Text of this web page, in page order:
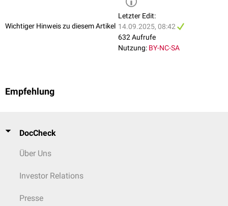
Wichtiger Hinweis zu diesem Artikel
Letzter Edit:
14.09.2025, 08:42
632 Aufrufe
Nutzung: BY-NC-SA
Empfehlung
DocCheck
Über Uns
Investor Relations
Presse